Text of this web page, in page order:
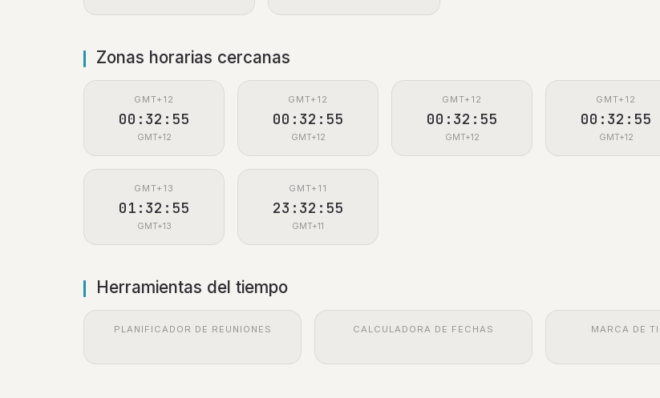
Zonas horarias cercanas
GMT+12
00:32:56
GMT+12
GMT+12
00:32:56
GMT+12
GMT+12
00:32:56
GMT+12
GMT+12
00:32:56
GMT+12
GMT+13
01:32:56
GMT+13
GMT+11
23:32:56
GMT+11
Herramientas del tiempo
PLANIFICADOR DE REUNIONES CALCULADORA DE FECHAS MARCA DE